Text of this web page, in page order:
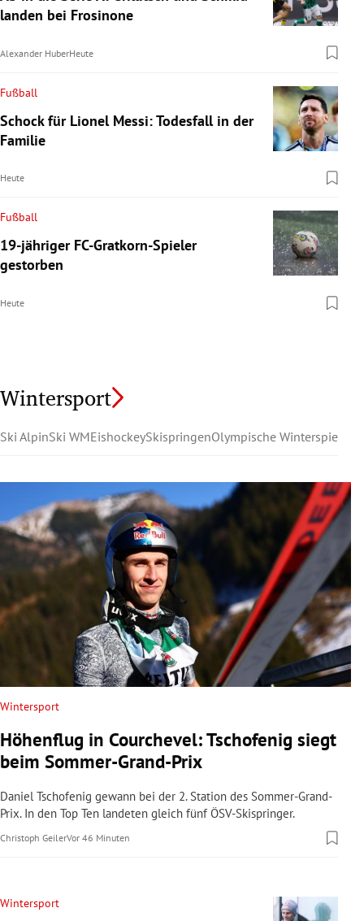
landen bei Frosinone
Alexander HuberHeute
Fußball
Schock für Lionel Messi: Todesfall in der
Familie
Heute
Fußball
19-jähriger FC-Gratkorn-Spieler
gestorben
Heute
Wintersport
Ski AlpinSki WMEishockeySkispringenOlympische Winterspiele
Wintersport
Höhenflug in Courchevel: Tschofenig siegt
beim Sommer-Grand-Prix
Daniel Tschofenig gewann bei der 2. Station des Sommer-Grand-
Prix. In den Top Ten landeten gleich fünf ÖSV-Skispringer.
Christoph GeilerVor 46 Minuten
Wintersport